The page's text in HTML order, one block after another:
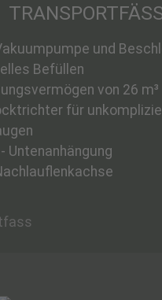
und
Befüllen
von 26 m³
für
Untenanhängung